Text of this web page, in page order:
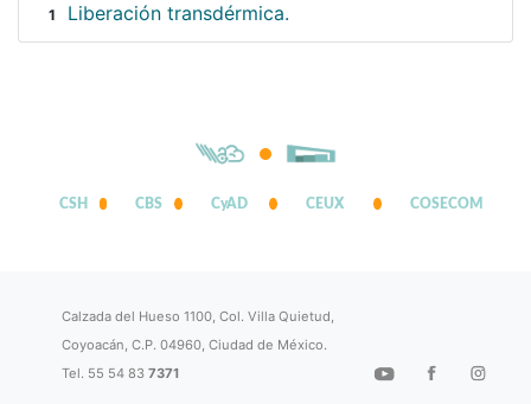
1 Liberación transdérmica.
CSH CBS CyAD CEUX COSECOM
Calzada del Hueso 1100, Col. Villa Quietud,
Coyoacán, C.P. 04960, Ciudad de México.
Tel. 55 54 837371